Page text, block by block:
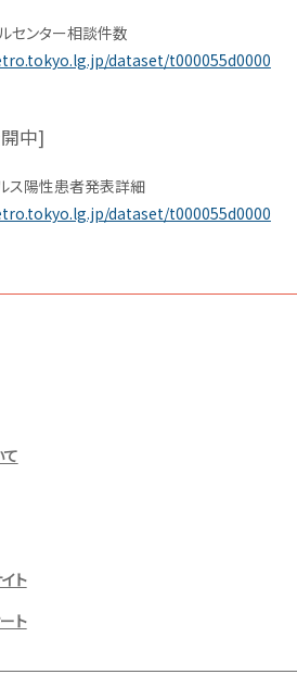
センター相談件数
dataset/t000055d0000
中]
ス陽性患者発表詳細
dataset/t000055d0000
ト
ト